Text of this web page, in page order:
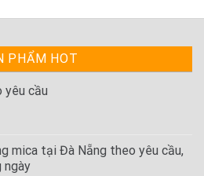
PHẨM HOT
yêu cầu
mica tại Đà Nẵng theo yêu cầu,
ngày